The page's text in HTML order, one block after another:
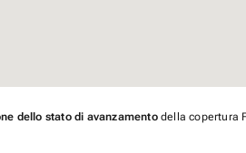
dello stato di avanzamentodella copertura